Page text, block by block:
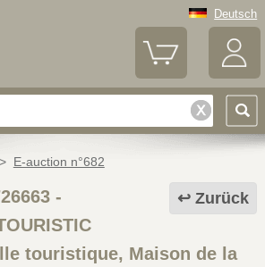
Deutsch
> E-auction n°682
Zurück
-
touristique, Maison de la